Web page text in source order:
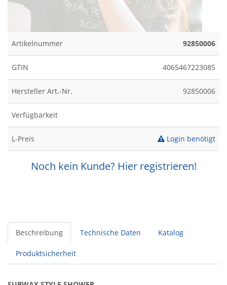
Artikelnummer 92850006
GTIN 4065467223085
Hersteller Art.-Nr. 92850006
Verfügbarkeit
L-Preis Login benötigt
Noch kein Kunde? Hier registrieren!
Beschreibung Technische Daten Katalog
Produktsicherheit